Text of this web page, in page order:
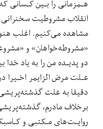
هـمزمانی را‌ بـین‌
انقلاب‌ مشروطیت سخنرانی
مشاهده‌ می‌کنیم. اغلب
«مشروطه‌خواهان» و
دو پدیـده من را به یاد خدا‌
عـلت مرض‌ الزایمر‌ اخـیرا
دقیقا به علت‌
برخلاف مادرم،
روایـت‌های مـکتبی و